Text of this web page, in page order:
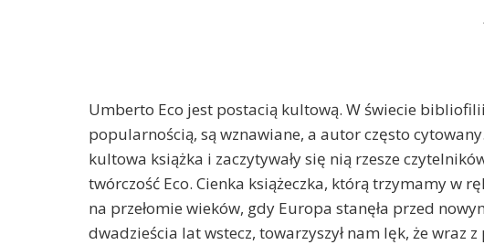
Umberto Eco jest postacią kultową. W świecie
popularnością, są wznawiane, a autor często
kultowa książka i zaczytywały się nią rzesze
twórczość Eco. Cienka książeczka, którą trzymamy w
na przełomie wieków, gdy Europa stanęła przed
dwadzieścia lat wstecz, towarzyszył nam lęk, że wraz